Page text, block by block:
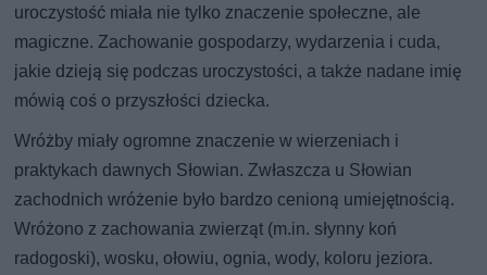
uroczystość miała nie tylko znaczenie społeczne, ale
magiczne. Zachowanie gospodarzy, wydarzenia i cuda,
jakie dzieją się podczas uroczystości, a także nadane imię
mówią coś o przyszłości dziecka.
Wróżby miały ogromne znaczenie w wierzeniach i
praktykach dawnych Słowian. Zwłaszcza u Słowian
zachodnich wróżenie było bardzo cenioną umiejętnością.
Wróżono z zachowania zwierząt (m.in. słynny koń
radogoski), wosku, ołowiu, ognia, wody, koloru jeziora.